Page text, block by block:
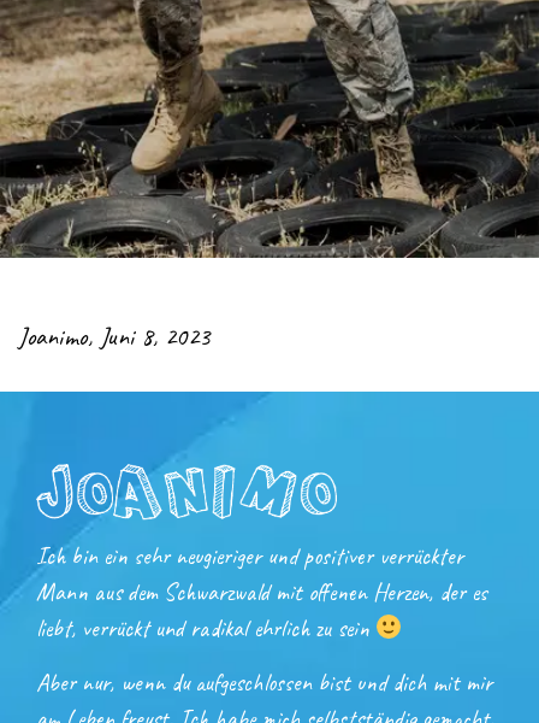
Joanimo, Juni 8, 2023
Ich bin ein sehr neugieriger und positiver verrückter
Mann aus dem Schwarzwald mit offenen Herzen, der es
liebt, verrückt und radikal ehrlich zu sein
Aber nur, wenn du aufgeschlossen bist und dich mit mir